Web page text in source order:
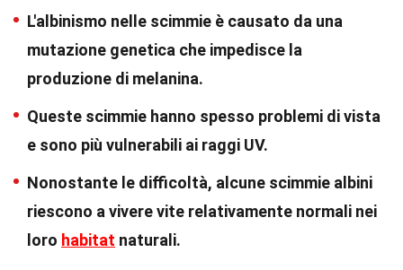
L'albinismo nelle scimmie è causato da una
mutazione genetica che impedisce la
produzione di melanina.
Queste scimmie hanno spesso problemi di vista
e sono più vulnerabili ai raggi UV.
Nonostante le difficoltà, alcune scimmie albini
riescono a vivere vite relativamente normali nei
loro habitat naturali.